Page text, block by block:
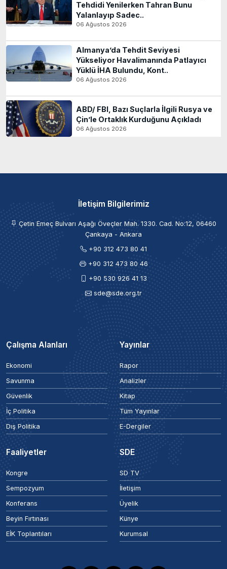
Tehdidi Yenilerken Tahran Bunu
Yalanlayıp Sadec..
06 Ağustos 2026
Almanya’da Tehdit Seviyesi
Yükseliyor Havalimanında Patlayıcı
Yüklü İHA Bulundu, Kont..
06 Ağustos 2026
ABD/ FBI, Bazı Suçlarla İlgili Rusya ve
Çin’le Ortaklık Kurduğunu Açıkladı
06 Ağustos 2026
İletişim Bilgilerimiz
Çetin Emeç Bulvarı Aşağı Öveçler Mah. 1330. Cad. No:12, 06460
Çankaya - Ankara
+90 312 473 80 41
+90 312 473 80 46
+90 530 926 41 13
sde@sde.org.tr
Çalışma Alanları
Ekonomi
Savunma
Güvenlik
İç Politika
Dış Politika
Yayınlar
Rapor
Analizler
Kitap
Tüm Yayınlar
E-Dergiler
Faaliyetler
Kongre
Sempozyum
Konferans
Beyin Fırtınası
EİK Toplantıları
SDE
SD TV
İletişim
Üyelik
Künye
Kurumsal